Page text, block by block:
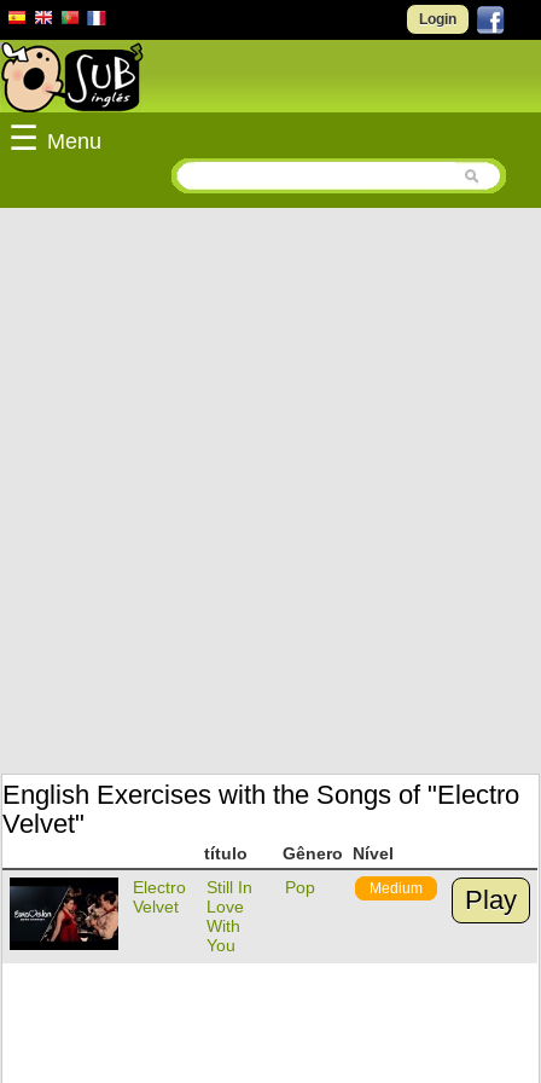
Login
☰ Menu
English Exercises with the Songs of "Electro
Velvet"
título Gênero
Nível
Electro
Velvet
Still In
Love
With
You
Pop Medium Play